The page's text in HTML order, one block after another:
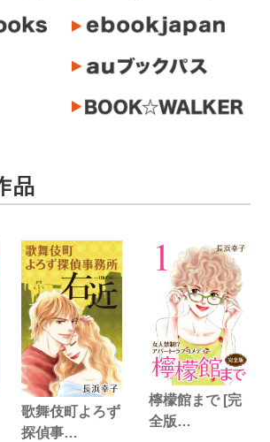
品
歌舞伎町よろず
探偵事…
檸檬館まで [完
全版…